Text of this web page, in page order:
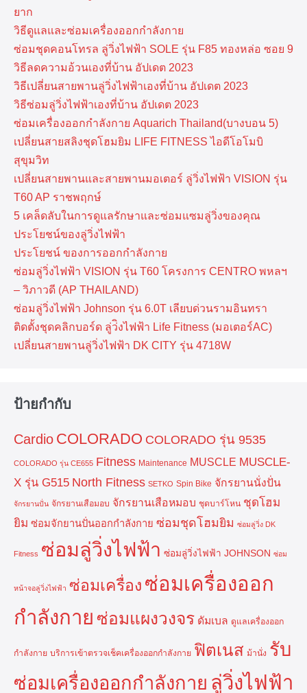
ยาก
วิธีดูแลและซ่อมเครื่องออกกำลังกาย
ซ่อมชุดคอนโทรล ลู่วิ่งไฟฟ้า SOLE รุ่น F85 ทองหล่อ ซอย 9
วิธีลดความอ้วนเองที่บ้าน อัปเดต 2023
วิธีเปลี่ยนสายพานลู่วิ่งไฟฟ้าเองที่บ้าน อัปเดต 2023
วิธีซ่อมลู่วิ่งไฟฟ้าเองที่บ้าน อัปเดต 2023
ซ่อมเครื่องออกกำลังกาย Aquarich Thailand(บางบอน 5)
เปลี่ยนสายสลิงชุดโฮมยิม LIFE FITNESS ไอดีโอโมบิ
สุขุมวิท
เปลี่ยนสายพานและสายพานมอเตอร์ ลู่วิ่งไฟฟ้า VISION รุ่น
T60 AP ราชพฤกษ์
5 เคล็ดลับในการดูแลรักษาและซ่อมแซมลู่วิ่งของคุณ
ประโยชน์ของลู่วิ่งไฟฟ้า
ประโยชน์ ของการออกกำลังกาย
ซ่อมลู่วิ่งไฟฟ้า VISION รุ่น T60 โครงการ CENTRO พหลฯ
– วิภาวดี (AP THAILAND)
ซ่อมลู่วิ่งไฟฟ้า Johnson รุ่น 6.0T เลียบด่วนรามอินทรา
ติดตั้งชุดคลิกบอร์ด ลู่ว่ิงไฟฟ้า Life Fitness (มอเตอร์AC)
เปลี่ยนสายพานลู่วิ่งไฟฟ้า DK CITY รุ่น 4718W
ป้ายกำกับ
Cardio COLORADO COLORADO รุ่น 9535
COLORADO รุ่น CE655 Fitness Maintenance MUSCLE MUSCLE-
X รุ่น G515 North Fitness SETKO Spin Bike จักรยานนั่งปั่น
จักรยานปั่น จักรยานเสือมอบ จักรยานเสือหมอบ ชุดบาร์โหน ชุดโฮม
ยิม ซ่อมจักยานปั่นออกกำลังกาย ซ่อมชุดโฮมยิม ซ่อมลู่วิ่ง DK
Fitness ซ่อมลู่วิ่งไฟฟ้า ซ่อมลู่วิ่งไฟฟ้า JOHNSON ซ่อม
หน้าจอลู่วิ่งไฟฟ้า ซ่อมเครื่อง ซ่อมเครื่องออก
กำลังกาย ซ่อมแผงวงจร ดัมเบล ดูแลเครื่องออก
กำลังกาย บริการเข้าตรวจเช็คเครื่องออกกำลังกาย ฟิตเนส ม้านั่ง รับ
ซ่อมเครื่องออกกำลังกาย ลู่วิ่งไฟฟ้า